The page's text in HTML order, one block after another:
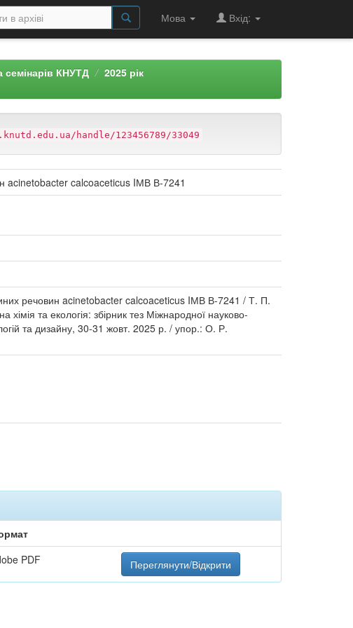
Мова Вхід:
семінарів КНУТД
2025 рік
handle/123456789/33049
acinetobacter calcoaceticus IМВ В-7241
речовин acinetobacter calcoaceticus IМВ В-7241 / Т. П.
хімія та екологія: збірник тез Міжнародної науково-
та дизайну, 30-31 жовт. 2025 р. / упор.: О. Р.
PDF Переглянути/Відкрити